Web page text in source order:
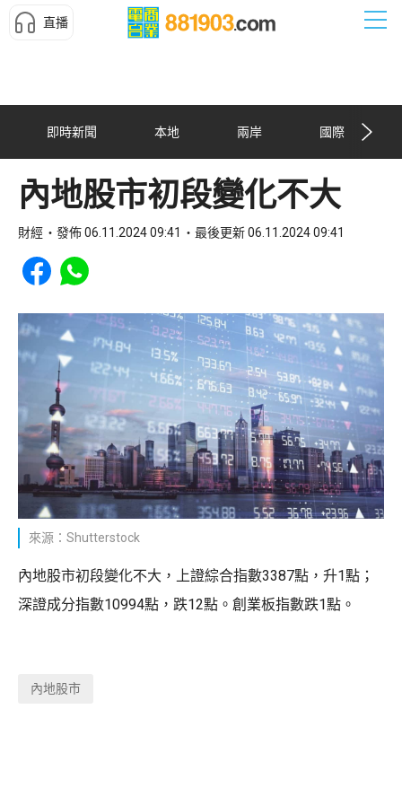
直播
即時新聞 本地 兩岸 國際
內地股市初段變化不大
財經 發佈 06.11.2024 09:41 最後更新 06.11.2024 09:41
Share to Facebook
Share to WhatsApp
來源：Shutterstock
內地股市初段變化不大，上證綜合指數3387點，升1點；
深證成分指數10994點，跌12點。創業板指數跌1點。
內地股市